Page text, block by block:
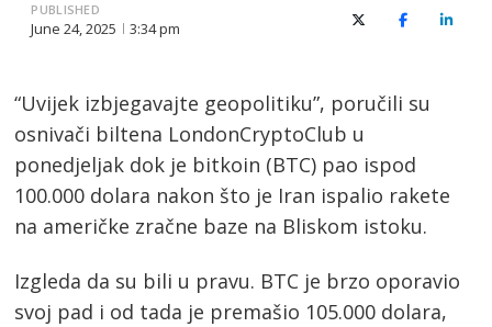
PUBLISHED
June 24, 2025 3:34 pm X (Twitter)Facebook
“Uvijek izbjegavajte geopolitiku”, poručili su
osnivači biltena LondonCryptoClub u
ponedjeljak dok je bitkoin (BTC) pao ispod
100.000 dolara nakon što je Iran ispalio rakete
na američke zračne baze na Bliskom istoku.
Izgleda da su bili u pravu. BTC je brzo oporavio
svoj pad i od tada je premašio 105.000 dolara,